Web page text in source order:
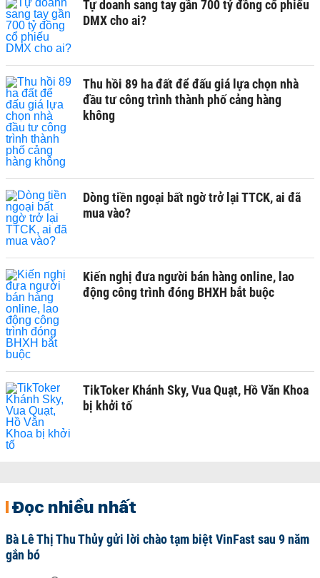
Tự doanh sang tay gần 700 tỷ đồng cổ phiếu
DMX cho ai?
Thu hồi 89 ha đất để đấu giá lựa chọn nhà
đầu tư công trình thành phố cảng hàng
không
Dòng tiền ngoại bất ngờ trở lại TTCK, ai đã
mua vào?
Kiến nghị đưa người bán hàng online, lao
động công trình đóng BHXH bắt buộc
TikToker Khánh Sky, Vua Quạt, Hồ Văn Khoa
bị khởi tố
Đọc nhiều nhất
Bà Lê Thị Thu Thủy gửi lời chào tạm biệt VinFast sau 9 năm
gắn bó